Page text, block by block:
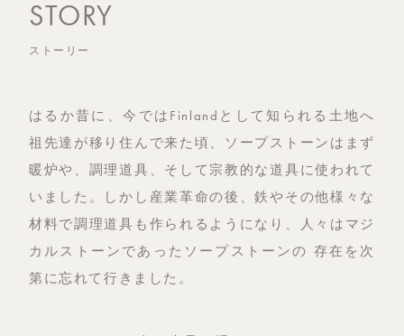
STORY
ストーリー
はるか昔に、今ではFinlandとして知られる土地へ
祖先達が移り住んで来た頃、ソープストーンはまず
暖炉や、調理道具、そして宗教的な道具に使われて
いました。しかし産業革命の後、鉄やその他様々な
材料で調理道具も作られるようになり、人々はマジ
カルストーンであったソープストーンの 存在を次
第に忘れて行きました。